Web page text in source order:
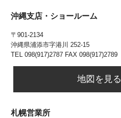
沖縄支店・ショールーム
〒901-2134
沖縄県浦添市字港川 252-15
TEL 098(917)2787 FAX 098(917)2789
地図を見る
札幌営業所